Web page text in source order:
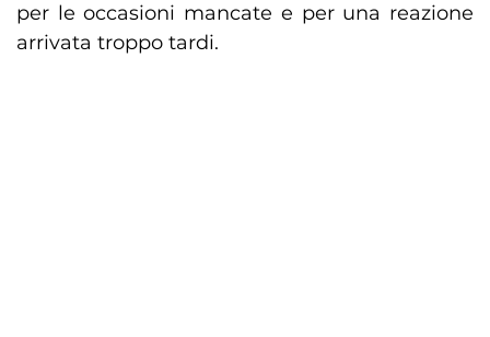
per le occasioni mancate e per una reazione
arrivata troppo tardi.